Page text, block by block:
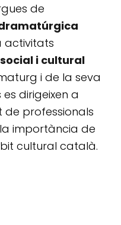
de
activitats
i cultural
i de la seva
dirigeixen a
professionals
importància de
cultural català.